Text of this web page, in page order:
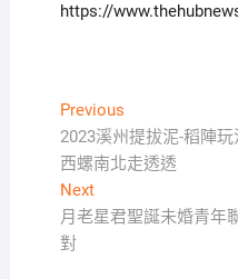
https://
文
章
導
覽
PreviousPrevious
post:
2023溪州提拔泥-稻陣
西螺南北走透透
NextNext
post:
月老星君聖誕未婚青
對